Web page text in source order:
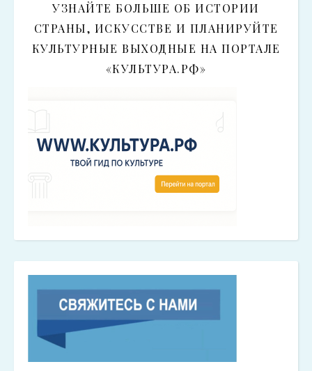
УЗНАЙТЕ БОЛЬШЕ ОБ ИСТОРИИ
СТРАНЫ, ИСКУССТВЕ И ПЛАНИРУЙТЕ
КУЛЬТУРНЫЕ ВЫХОДНЫЕ НА ПОРТАЛЕ
«КУЛЬТУРА.РФ»